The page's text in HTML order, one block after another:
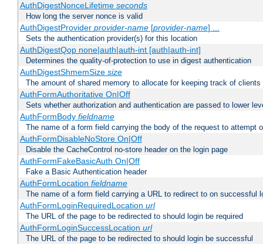
AuthDigestNonceLifetime seconds
How long the server nonce is valid
AuthDigestProvider provider-name[provider-name] ...
Sets the authentication provider(s) for this location
AuthDigestQop none|auth|auth-int [auth|auth-int]
Determines the quality-of-protection to use in digest authentication
AuthDigestShmemSize size
The amount of shared memory to allocate for keeping track of clients
AuthFormAuthoritative On|Off
Sets whether authorization and authentication are passed to lower
AuthFormBody fieldname
The name of a form field carrying the body of the request to attempt
AuthFormDisableNoStore On|Off
Disable the CacheControl no-store header on the login page
AuthFormFakeBasicAuth On|Off
Fake a Basic Authentication header
AuthFormLocation fieldname
The name of a form field carrying a URL to redirect to on successful
AuthFormLoginRequiredLocation url
The URL of the page to be redirected to should login be required
AuthFormLoginSuccessLocation url
The URL of the page to be redirected to should login be successful